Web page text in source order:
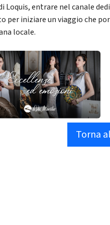
Loquis, entrare nel canale
per iniziare un viaggio che
locale.
Torna